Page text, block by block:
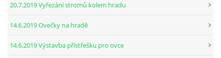
20.7.2019 Vyřezání stromů kolem hradu
14.6.2019 Ovečky na hradě
14.6.2019 Výstavba přístřešku pro ovce